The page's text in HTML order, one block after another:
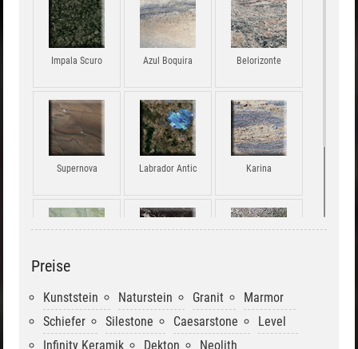
Impala Scuro Azul Boquira Belorizonte
Supernova Labrador Antic Karina
Preise
Kunststein Naturstein Granit
Marmor
Schiefer
Silestone Caesarstone
Level
Infinity Keramik
Dekton
Neolith